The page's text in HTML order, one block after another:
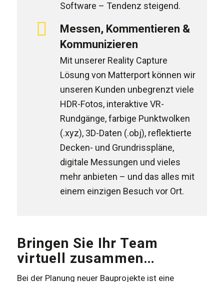
Software – Tendenz steigend.
Messen, Kommentieren &
Kommunizieren
Mit unserer Reality Capture
Lösung von Matterport können wir
unseren Kunden unbegrenzt viele
HDR-Fotos, interaktive VR-
Rundgänge, farbige Punktwolken
(.xyz), 3D-Daten (.obj), reflektierte
Decken- und Grundrisspläne,
digitale Messungen und vieles
mehr anbieten – und das alles mit
einem einzigen Besuch vor Ort.
Bringen Sie Ihr Team
virtuell zusammen…
Bei der Planung neuer Bauprojekte ist eine